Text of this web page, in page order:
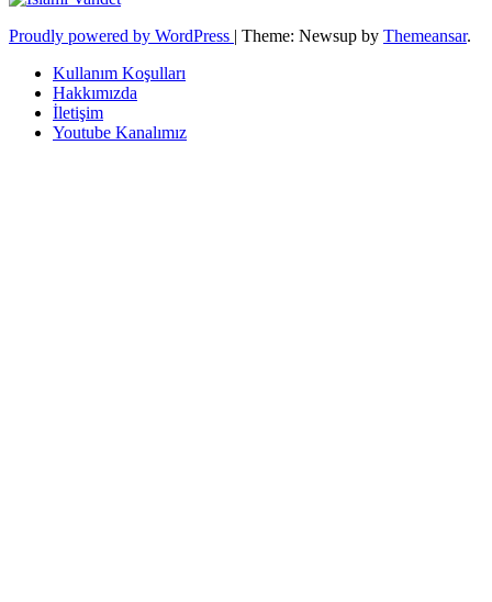
Proudly powered by WordPress | Theme: Newsup by Themeansar.
Kullanım Koşulları
Hakkımızda
İletişim
Youtube Kanalımız